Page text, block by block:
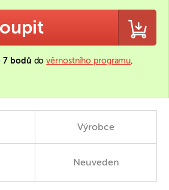
7 bodů dověrnostního programu.
Výrobce
Neuveden